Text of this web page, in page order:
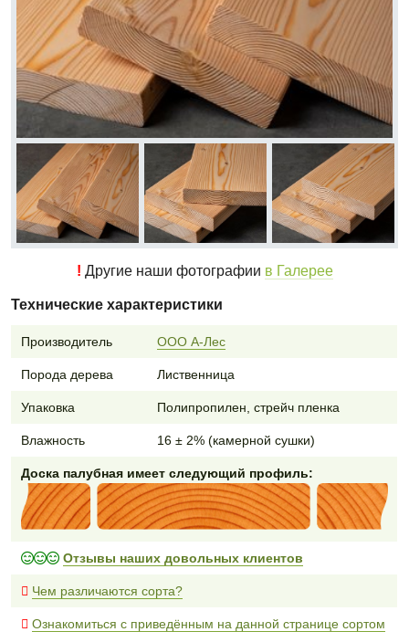
! Другие наши фотографии в Галерее
Технические характеристики
Производитель ООО А-Лес
Порода дерева Лиственница
Упаковка Полипропилен, стрейч пленка
Влажность 16 ± 2% (камерной сушки)
Доска палубная имеет следующий профиль:
Отзывы наших довольных клиентов
Чем различаются сорта?
Ознакомиться с приведённым на данной странице сортом